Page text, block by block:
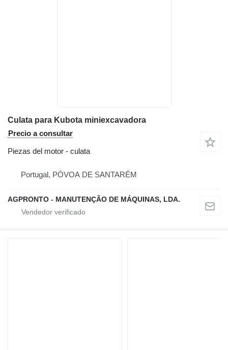
Culata para Kubota miniexcavadora
Precio a consultar
Piezas del motor - culata
Portugal, PÓVOA DE SANTARÉM
AGPRONTO - MANUTENÇÃO DE MÁQUINAS, LDA.